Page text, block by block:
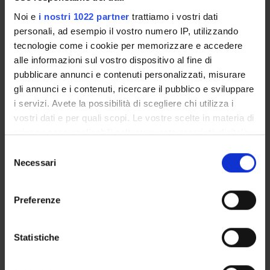
Noi e i nostri 1022 partner trattiamo i vostri dati
personali, ad esempio il vostro numero IP, utilizzando
tecnologie come i cookie per memorizzare e accedere
alle informazioni sul vostro dispositivo al fine di
pubblicare annunci e contenuti personalizzati, misurare
gli annunci e i contenuti, ricercare il pubblico e sviluppare
i servizi. Avete la possibilità di scegliere chi utilizza i
vostri dati e per quali scopi. Le vostre scelte in materia di
privacy sono applicabili solo su questa proprietà digitale
modificare o revocare il proprio consenso in qualsiasi
momento dalla Dichiarazione sui cookie o facendo clic
raccogliere informazioni sulla tua posizione
geografica, con un'approssimazione di qualche
delNecessari
Preferenze
Statistiche
Alessandro Simonati
Incaricato alla ricerca
Federica Taioli
Tecnico-Amministrativo
COLLABORATORI ESTERNI